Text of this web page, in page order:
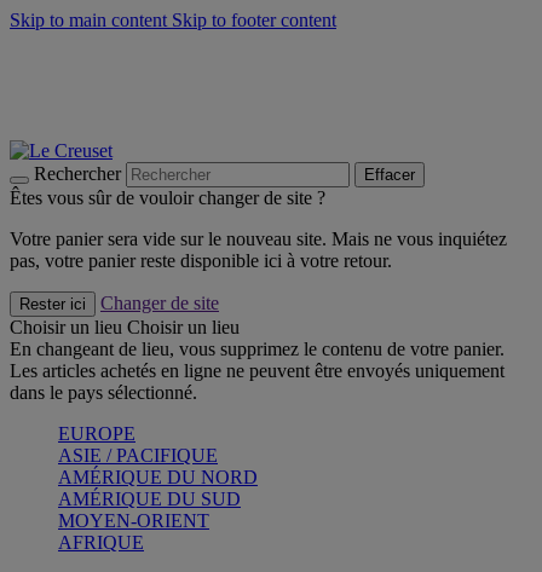
Skip to main content Skip to footer content
Rechercher Effacer
Êtes vous sûr de vouloir changer de site ?
Votre panier sera vide sur le nouveau site. Mais ne vous inquiétez
pas, votre panier reste disponible ici à votre retour.
Rester ici
Changer de site
Choisir un lieu Choisir un lieu
En changeant de lieu, vous supprimez le contenu de votre panier.
Les articles achetés en ligne ne peuvent être envoyés uniquement
dans le pays sélectionné.
EUROPE
ASIE / PACIFIQUE
AMÉRIQUE DU NORD
AMÉRIQUE DU SUD
MOYEN-ORIENT
AFRIQUE